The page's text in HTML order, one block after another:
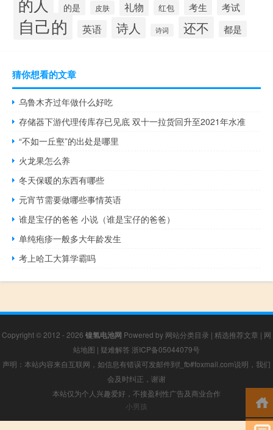
的是 皮肤 礼物 红包 考生 考试
自己的 英语 诗人 诗词 还不 都是
猜你想看的文章
乌鲁木齐过年做什么好吃
存储器下游代理传库存已见底 双十一拉货回升至2021年水准
“不如一丘壑”的出处是哪里
火龙果怎么养
冬天保暖的东西有哪些
元宵节需要做哪些事情英语
谁是宝仔的爸爸 小说（谁是宝仔的爸爸）
单纯疱疹一般多大年龄发生
考上哈工大算学霸吗
Copyright © 2012 - 2026 镍氢电池网 Powered by 网站分类目录 | 精选推荐文章 | 网
站地图 | 疑难解答 浙ICP备05044079号
声明：本站内容来自互联网，如信息有错误可发邮件到f_fb#foxmail.com说明，我们
会及时纠正，谢谢
本站仅为个人兴趣爱好，不接盈利性广告及商业合作
小男孩